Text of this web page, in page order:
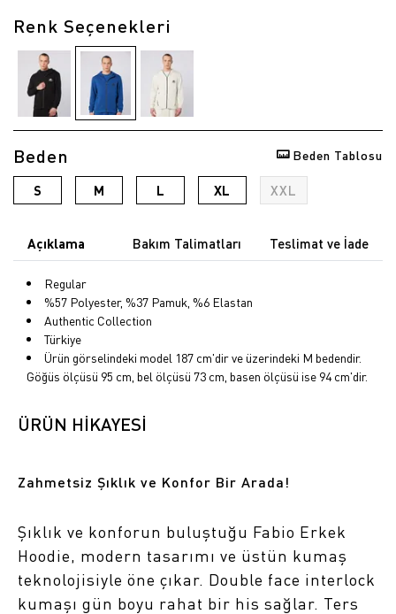
Renk Seçenekleri
Beden Beden Tablosu
S M L XL XXL
Açıklama Bakım Talimatları Teslimat ve İade
Regular
%57 Polyester, %37 Pamuk, %6 Elastan
Authentic Collection
Türkiye
Ürün görselindeki model 187 cm'dir ve üzerindeki M bedendir.
Göğüs ölçüsü 95 cm, bel ölçüsü 73 cm, basen ölçüsü ise 94 cm'dir.
ÜRÜN HİKAYESİ
Zahmetsiz Şıklık ve Konfor Bir Arada!
Şıklık ve konforun buluştuğu Fabio Erkek
Hoodie, modern tasarımı ve üstün kumaş
teknolojisiyle öne çıkar. Double face interlock
kumaşı gün boyu rahat bir his sağlar. Ters